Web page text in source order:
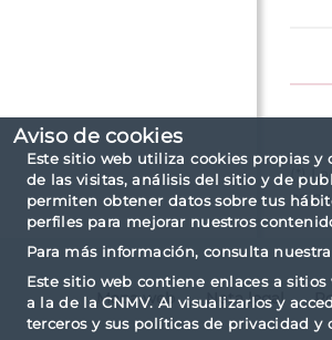
Aviso de cookies
Este sitio web utiliza cookies propias y
de las visitas, análisis del sitio y de
permiten obtener datos sobre tus
perfiles para mejorar nuestros
Para más información, consulta nuestra
Este sitio web contiene enlaces a
a la de la CNMV. Al visualizarlos y
terceros y sus políticas de privacidad y
(*)
en
Mapa web Nota legal